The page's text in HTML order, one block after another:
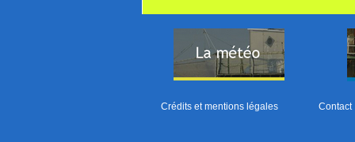
Crédits et mentions légales Contact